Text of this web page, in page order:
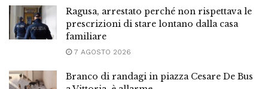
Ragusa, arrestato perché non rispettava le
prescrizioni di stare lontano dalla casa
familiare
7 AGOSTO 2026
Branco di randagi in piazza Cesare De Bus